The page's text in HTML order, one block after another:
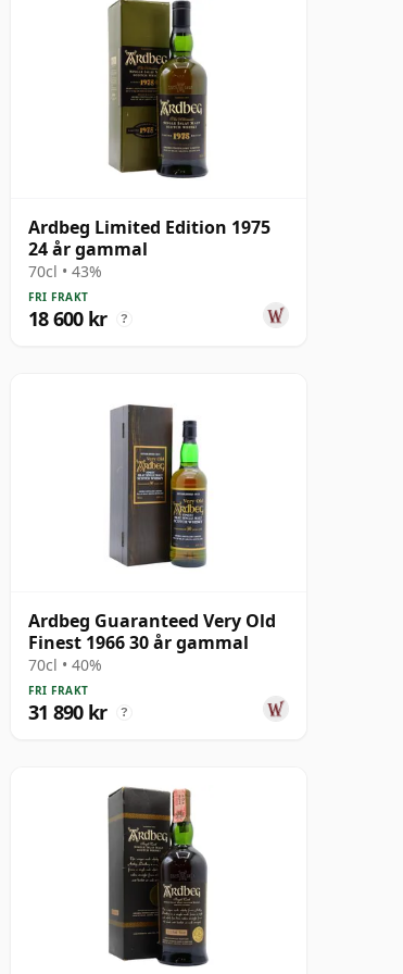
Ardbeg Limited Edition 1975
24 år gammal
70cl • 43%
FRI FRAKT
18 600 kr ?
Ardbeg Guaranteed Very Old
Finest 1966 30 år gammal
70cl • 40%
FRI FRAKT
31 890 kr ?